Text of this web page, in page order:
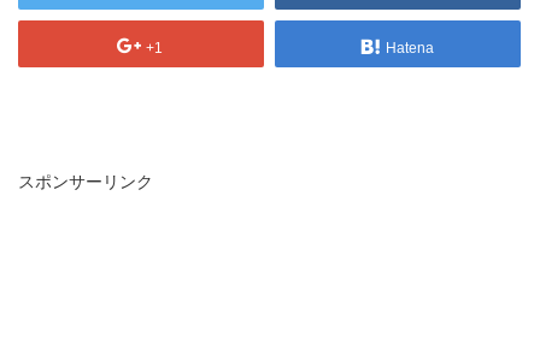
+1 Hatena
スポンサーリンク